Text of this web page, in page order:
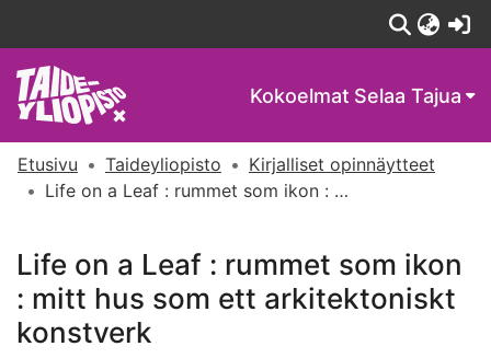
Kokoelmat Selaa Tajua
Etusivu Taideyliopisto
Kirjalliset opinnäytteet
Life on a Leaf : rummet som ikon : mitt hus som ett arkitektoniskt konstverk
Life on a Leaf : rummet som ikon
: mitt hus som ett arkitektoniskt
konstverk